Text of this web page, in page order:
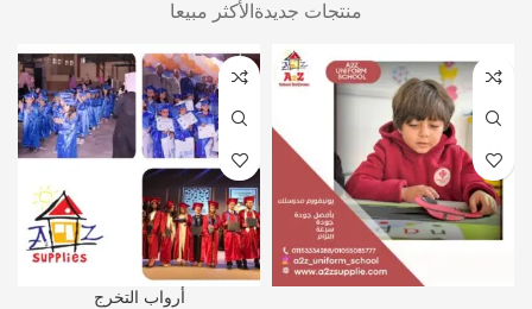
منتجات جديدة الأكثر مبيعا
أرواب التخرج